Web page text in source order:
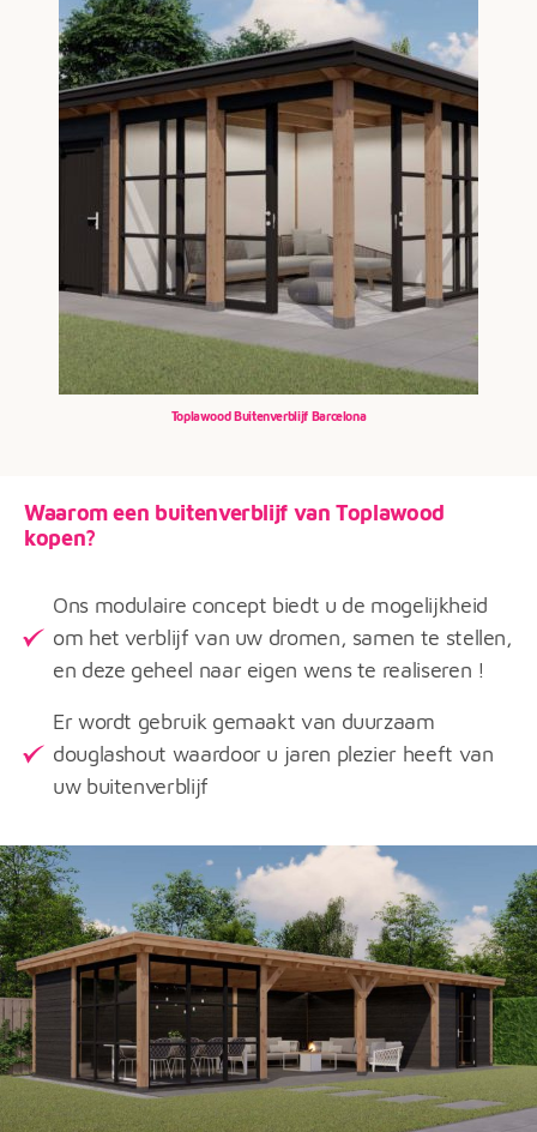
Toplawood Buitenverblijf Barcelona
Waarom een buitenverblijf van Toplawood
kopen?
Ons modulaire concept biedt u de mogelijkheid
om het verblijf van uw dromen, samen te stellen,
en deze geheel naar eigen wens te realiseren !
Er wordt gebruik gemaakt van duurzaam
douglashout waardoor u jaren plezier heeft van
uw buitenverblijf